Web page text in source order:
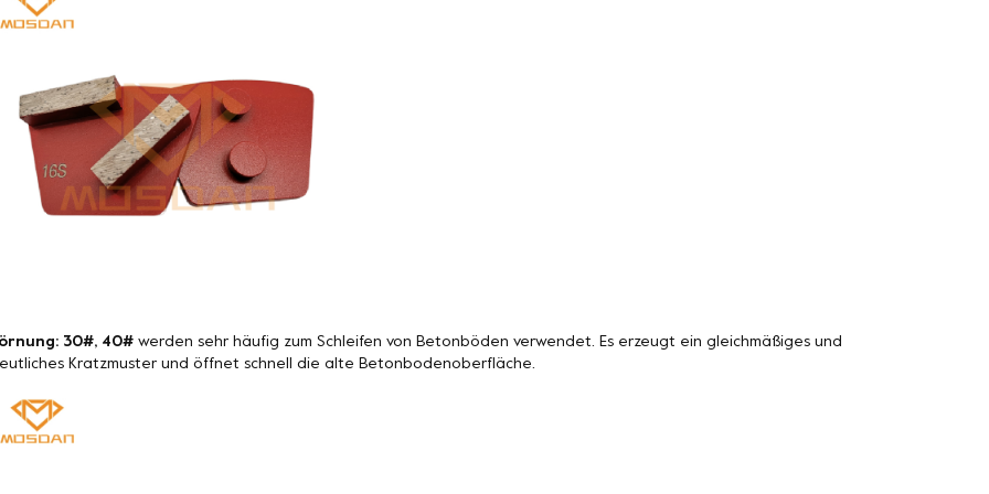
30#, 40# werden sehr häufig zum Schleifen von Betonböden verwendet. Es erzeugt ein gleichmäßiges und
Kratzmuster und öffnet schnell die alte Betonbodenoberfläche.